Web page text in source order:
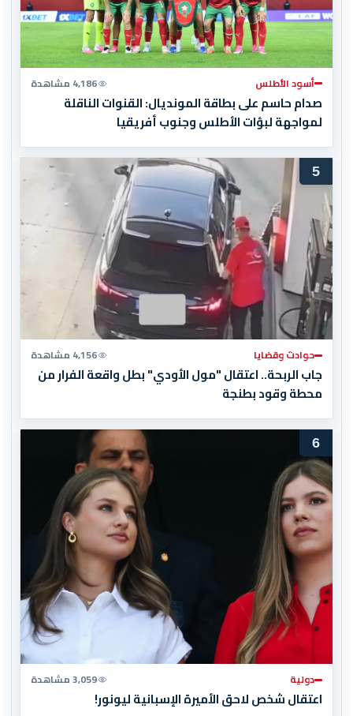
أسود الأطلس 4,186 مشاهدة
صدام حاسم على بطاقة المونديال: القنوات الناقلة
لمواجهة لبؤات الأطلس وجنوب أفريقيا
5
حوادث وقضايا 4,156 مشاهدة
جاب الربحة.. اعتقال "مول الأودي" بطل واقعة الفرار من
محطة وقود بطنجة
6
دولية 3,059 مشاهدة
اعتقال شخص لاحق الأميرة الإسبانية ليونور!